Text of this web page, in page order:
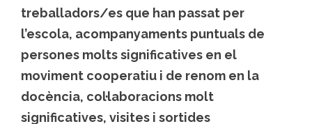
treballadors/es que han passat per
l’escola, acompanyaments puntuals de
persones molts significatives en el
moviment cooperatiu i de renom en la
docència, col·laboracions molt
significatives, visites i sortides